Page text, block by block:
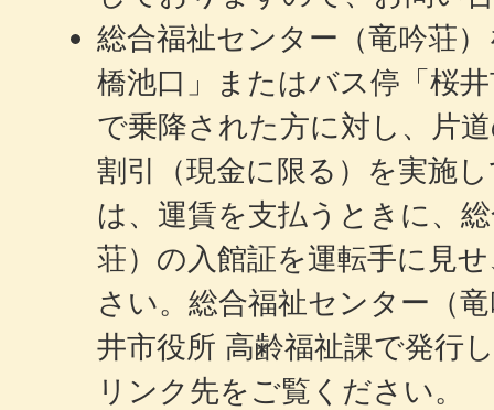
総合福祉センター（竜吟荘
橋池口」またはバス停「桜
で乗降された方に対し、片
割引（現金に限る）を実施
は、運賃を支払うときに、
荘）の入館証を運転手に見
さい。総合福祉センター（
井市役所 高齢福祉課で発行
リンク先をご覧ください。